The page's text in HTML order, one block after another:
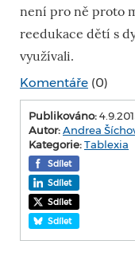
není pro ně proto
reedukace dětí s
využívali.
Komentáře (0)
Publikováno:
Autor:Andrea
Kategorie:Tablexia
Sdílet
Sdílet
Sdílet
Sdílet